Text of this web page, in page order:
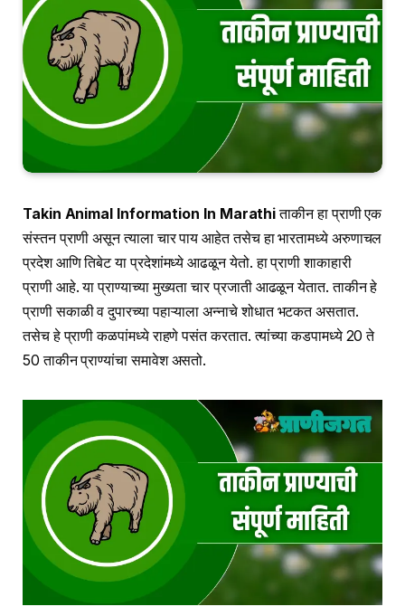
Takin Animal Information In Marathiताकीन हा प्राणी एक
संस्तन प्राणी असून त्याला चार पाय आहेत तसेच हा भारतामध्ये अरुणाचल
प्रदेश आणि तिबेट या प्रदेशांमध्ये आढळून येतो. हा प्राणी शाकाहारी
प्राणी आहे. या प्राण्याच्या मुख्यता चार प्रजाती आढळून येतात. ताकीन हे
प्राणी सकाळी व दुपारच्या पहाऱ्याला अन्नाचे शोधात भटकत असतात.
तसेच हे प्राणी कळपांमध्ये राहणे पसंत करतात. त्यांच्या कडपामध्ये 20 ते
50 ताकीन प्राण्यांचा समावेश असतो.